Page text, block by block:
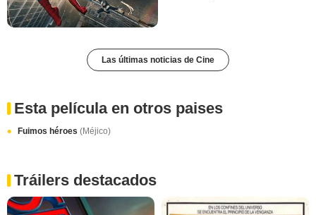
Las últimas noticias de Cine
Esta película en otros paises
Fuimos héroes (Méjico)
Tráilers destacados